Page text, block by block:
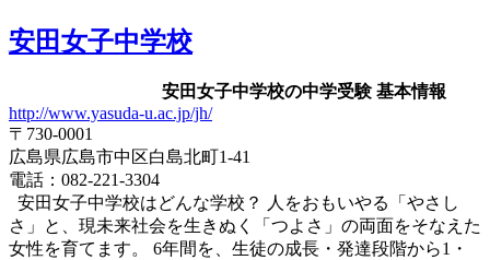
安田女子中学校
安田女子中学校の中学受験 基本情報
http://www.yasuda-u.ac.jp/jh/
〒730-0001
広島県広島市中区白島北町1-41
電話：082-221-3304
安田女子中学校はどんな学校？ 人をおもいやる「やさし
さ」と、現未来社会を生きぬく「つよさ」の両面をそなえた
女性を育てます。 6年間を、生徒の成長・発達段階から1・